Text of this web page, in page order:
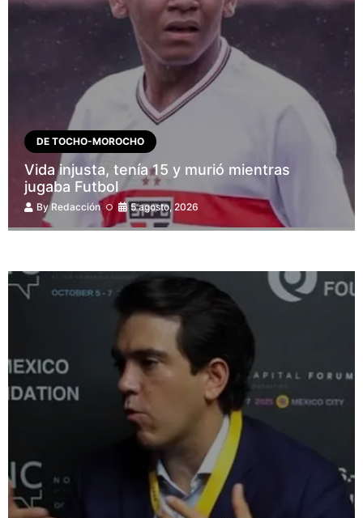
DE TOCHO-MOROCHO
Vida injusta, tenía 15 y murió mientras
jugaba Futbol
ByRedacción 5 agosto, 2026